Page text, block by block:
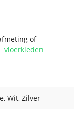
of
vloerkleden
, Wit, Zilver